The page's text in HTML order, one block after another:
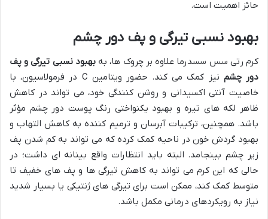
حائز اهمیت است.
بهبود نسبی تیرگی و پف دور چشم
کرم رتی سس سسدرما علاوه بر چروک ها، بهبهبود نسبی تیرگی و پف
دور چشم
نیز کمک می کند. حضور ویتامین C در فرمولاسیون، با
خاصیت آنتی اکسیدانی و روشن کنندگی خود، می تواند در کاهش
ظاهر لکه های تیره و بهبود یکنواختی رنگ پوست دور چشم مؤثر
باشد. همچنین، ترکیبات آبرسان و ترمیم کننده به کاهش التهاب و
بهبود گردش خون در ناحیه کمک کرده که می تواند به کم شدن پف
زیر چشم بینجامد. البته باید انتظارات واقع بینانه ای داشت؛ در
حالی که این کرم می تواند به کاهش تیرگی ها و پف های خفیف تا
متوسط کمک کند، ممکن است برای تیرگی های ژنتیکی یا بسیار شدید
نیاز به رویکردهای درمانی مکمل باشد.